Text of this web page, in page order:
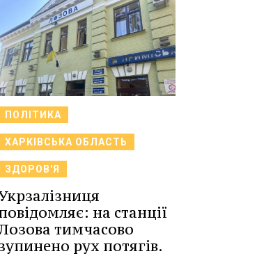
ПОЛІТИКА
ХАРКІВСЬКА ОБЛАСТЬ
ЗДОРОВ'Я
на станції
тимчасово
рух потягів.